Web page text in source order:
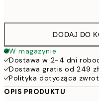
DODAJ DO
W magazynie
Dostawa w 2-4 dni
Dostawa gratis od 249 zł
Polityka dotycząca
OPIS PRODUKTU